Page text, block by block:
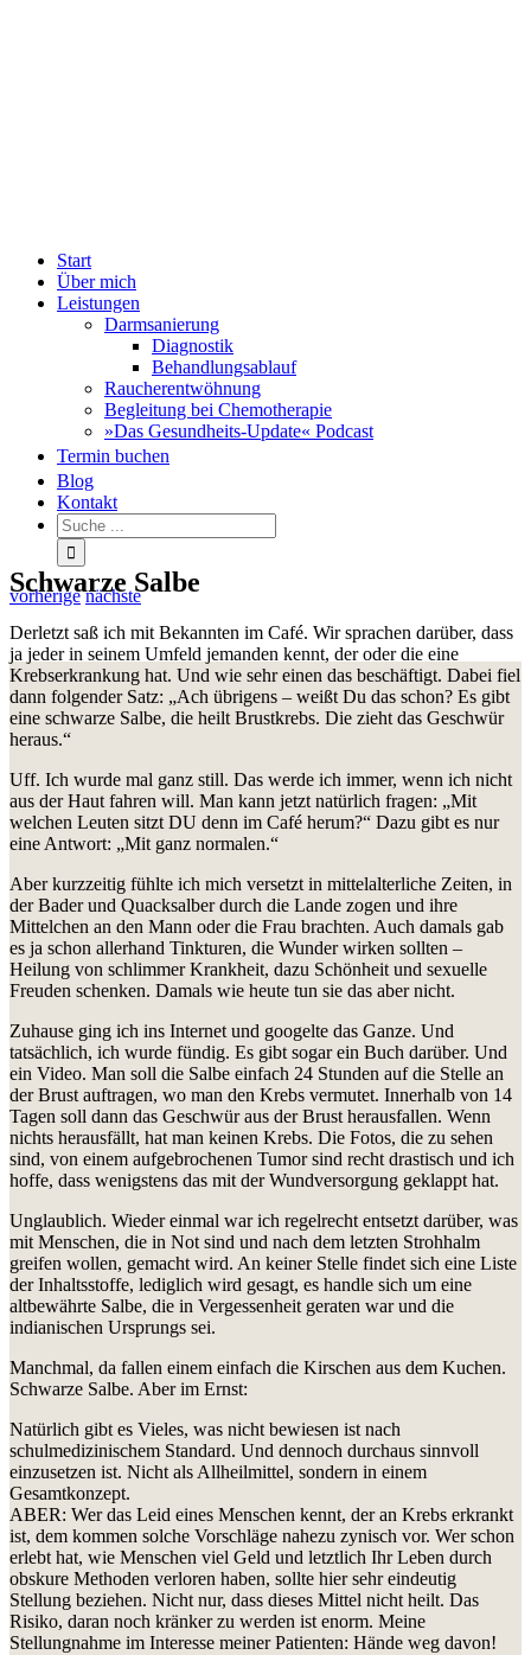
Start
Über mich
Leistungen
Darmsanierung
Diagnostik
Behandlungsablauf
Raucherentwöhnung
Begleitung bei Chemotherapie
»Das Gesundheits-Update« Podcast
Termin buchen
Blog
Kontakt
vorherige nächste
Schwarze Salbe
Derletzt saß ich mit Bekannten im Café. Wir sprachen darüber, dass
ja jeder in seinem Umfeld jemanden kennt, der oder die eine
Krebserkrankung hat. Und wie sehr einen das beschäftigt. Dabei fiel
dann folgender Satz: „Ach übrigens – weißt Du das schon? Es gibt
eine schwarze Salbe, die heilt Brustkrebs. Die zieht das Geschwür
heraus.“
Uff. Ich wurde mal ganz still. Das werde ich immer, wenn ich nicht
aus der Haut fahren will. Man kann jetzt natürlich fragen: „Mit
welchen Leuten sitzt DU denn im Café herum?“ Dazu gibt es nur
eine Antwort: „Mit ganz normalen.“
Aber kurzzeitig fühlte ich mich versetzt in mittelalterliche Zeiten, in
der Bader und Quacksalber durch die Lande zogen und ihre
Mittelchen an den Mann oder die Frau brachten. Auch damals gab
es ja schon allerhand Tinkturen, die Wunder wirken sollten –
Heilung von schlimmer Krankheit, dazu Schönheit und sexuelle
Freuden schenken. Damals wie heute tun sie das aber nicht.
Zuhause ging ich ins Internet und googelte das Ganze. Und
tatsächlich, ich wurde fündig. Es gibt sogar ein Buch darüber. Und
ein Video. Man soll die Salbe einfach 24 Stunden auf die Stelle an
der Brust auftragen, wo man den Krebs vermutet. Innerhalb von 14
Tagen soll dann das Geschwür aus der Brust herausfallen. Wenn
nichts herausfällt, hat man keinen Krebs. Die Fotos, die zu sehen
sind, von einem aufgebrochenen Tumor sind recht drastisch und ich
hoffe, dass wenigstens das mit der Wundversorgung geklappt hat.
Unglaublich. Wieder einmal war ich regelrecht entsetzt darüber, was
mit Menschen, die in Not sind und nach dem letzten Strohhalm
greifen wollen, gemacht wird. An keiner Stelle findet sich eine Liste
der Inhaltsstoffe, lediglich wird gesagt, es handle sich um eine
altbewährte Salbe, die in Vergessenheit geraten war und die
indianischen Ursprungs sei.
Manchmal, da fallen einem einfach die Kirschen aus dem Kuchen.
Schwarze Salbe. Aber im Ernst:
Natürlich gibt es Vieles, was nicht bewiesen ist nach
schulmedizinischem Standard. Und dennoch durchaus sinnvoll
einzusetzen ist. Nicht als Allheilmittel, sondern in einem
Gesamtkonzept.
ABER: Wer das Leid eines Menschen kennt, der an Krebs erkrankt
ist, dem kommen solche Vorschläge nahezu zynisch vor. Wer schon
erlebt hat, wie Menschen viel Geld und letztlich Ihr Leben durch
obskure Methoden verloren haben, sollte hier sehr eindeutig
Stellung beziehen. Nicht nur, dass dieses Mittel nicht heilt. Das
Risiko, daran noch kränker zu werden ist enorm. Meine
Stellungnahme im Interesse meiner Patienten: Hände weg davon!